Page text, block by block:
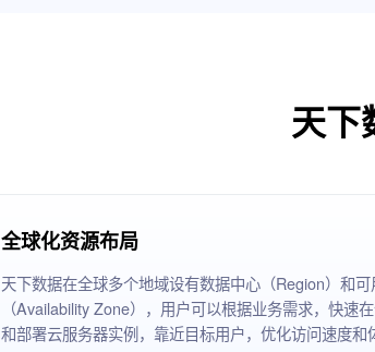
天下
全球化资源布局
天下数据在全球多个地域设有数据中心（Region）和可
（Availability Zone），用户可以根据业务需求，快速
和部署云服务器实例，靠近目标用户，优化访问速度和